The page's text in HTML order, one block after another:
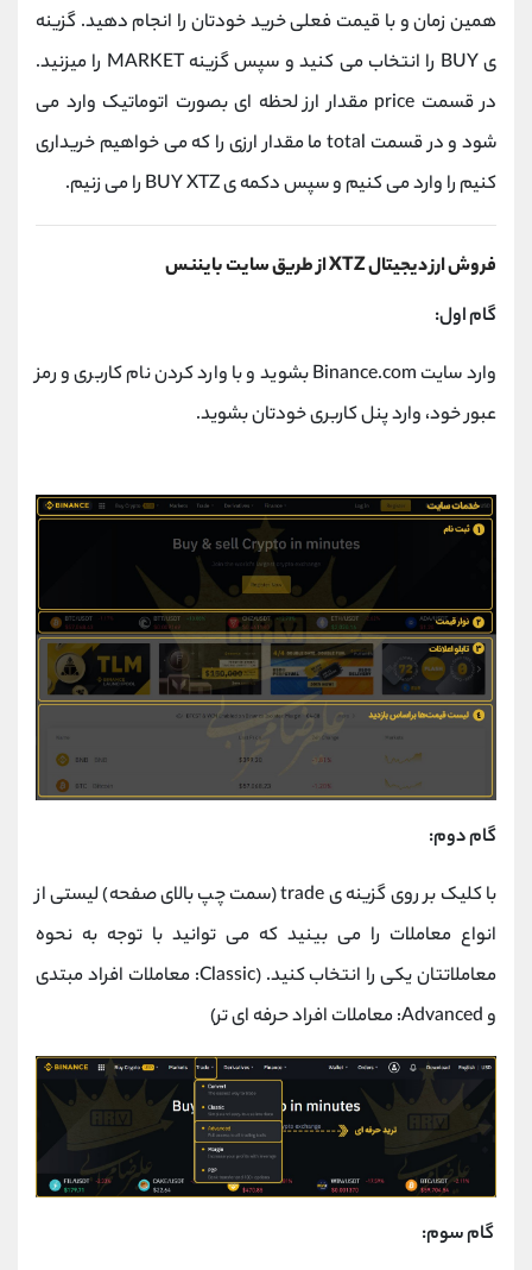
همین زمان و با قیمت فعلی خرید خودتان را انجام دهید. گزینه
ی BUY را انتخاب می کنید و سپس گزینه MARKET را میزنید.
در قسمت price مقدار ارز لحظه ای بصورت اتوماتیک وارد می
شود و در قسمت total ما مقدار ارزی را که می خواهیم خریداری
کنیم را وارد می کنیم و سپس دکمه ی BUY XTZ را می زنیم.
فروش ارز دیجیتال XTZ از طریق سایت بایننس
گام اول:
وارد سایت Binance.com بشوید و با وارد کردن نام کاربری و رمز
عبور خود، وارد پنل کاربری خودتان بشوید.
گام دوم:
با کلیک بر روی گزینه ی trade (سمت چپ بالای صفحه) لیستی از
انواع معاملات را می بینید که می توانید با توجه به نحوه
معاملاتتان یکی را انتخاب کنید. (Classic: معاملات افراد مبتدی
و Advanced: معاملات افراد حرفه ای تر)
گام سوم: